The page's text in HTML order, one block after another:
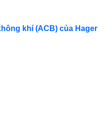
khí (ACB) của Hager